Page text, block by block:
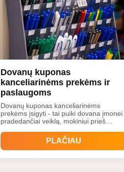
Dovanų kuponas
kanceliarinėms prekėms ir
paslaugoms
Dovanų kuponas kanceliarinėms
prekėms įsigyti - tai puiki dovana įmonei
pradedančiai veiklą, mokiniui prieš
yra nuolatinis kanceliarinių prekių
PLAČIAU